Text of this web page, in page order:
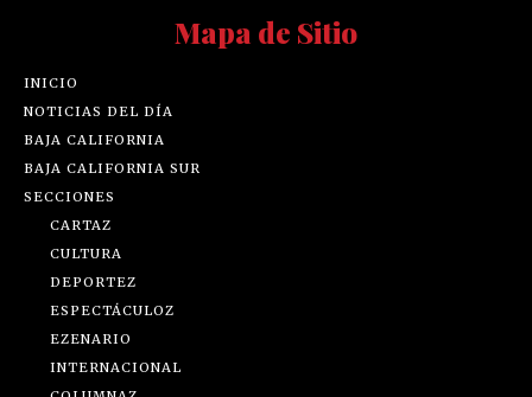
Mapa de Sitio
INICIO
NOTICIAS DEL DÍA
BAJA CALIFORNIA
BAJA CALIFORNIA SUR
SECCIONES
CARTAZ
CULTURA
DEPORTEZ
ESPECTÁCULOZ
EZENARIO
INTERNACIONAL